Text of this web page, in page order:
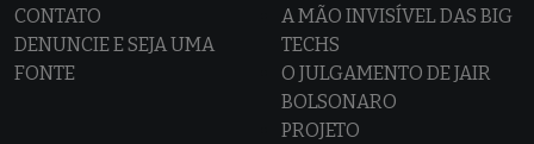
CONTATO
DENUNCIE E SEJA UMA
FONTE
A MÃO INVISÍVEL DAS BIG
TECHS
O JULGAMENTO DE JAIR
BOLSONARO
PROJETO